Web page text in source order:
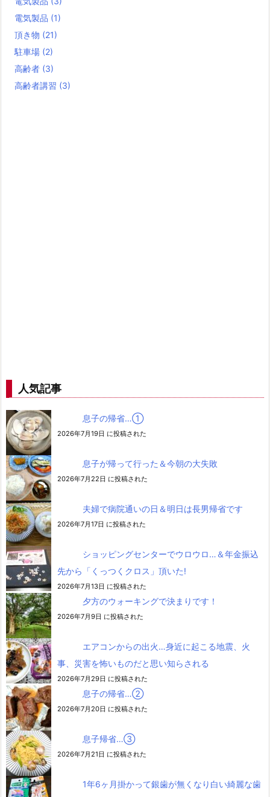
電気製品 (1)
頂き物 (21)
駐車場 (2)
高齢者 (3)
高齢者講習 (3)
人気記事
息子の帰省…➀
2026年7月19日 に投稿された
息子が帰って行った＆今朝の大失敗
2026年7月22日 に投稿された
夫婦で病院通いの日＆明日は長男帰省です
2026年7月17日 に投稿された
ショッピングセンターでウロウロ…＆年金振込
先から「くっつくクロス」頂いた!
2026年7月13日 に投稿された
夕方のウォーキングで決まりです！
2026年7月9日 に投稿された
エアコンからの出火…身近に起こる地震、火
事、災害を怖いものだと思い知らされる
2026年7月29日 に投稿された
息子の帰省…②
2026年7月20日 に投稿された
息子帰省…③
2026年7月21日 に投稿された
1年6ヶ月掛かって銀歯が無くなり白い綺麗な歯